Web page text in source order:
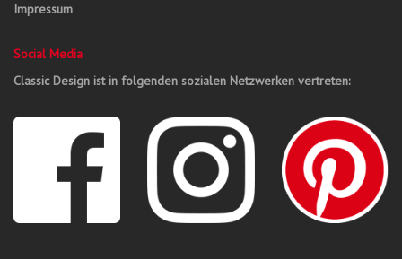
Impressum
Social Media
Classic Design ist in folgenden sozialen Netzwerken vertreten: